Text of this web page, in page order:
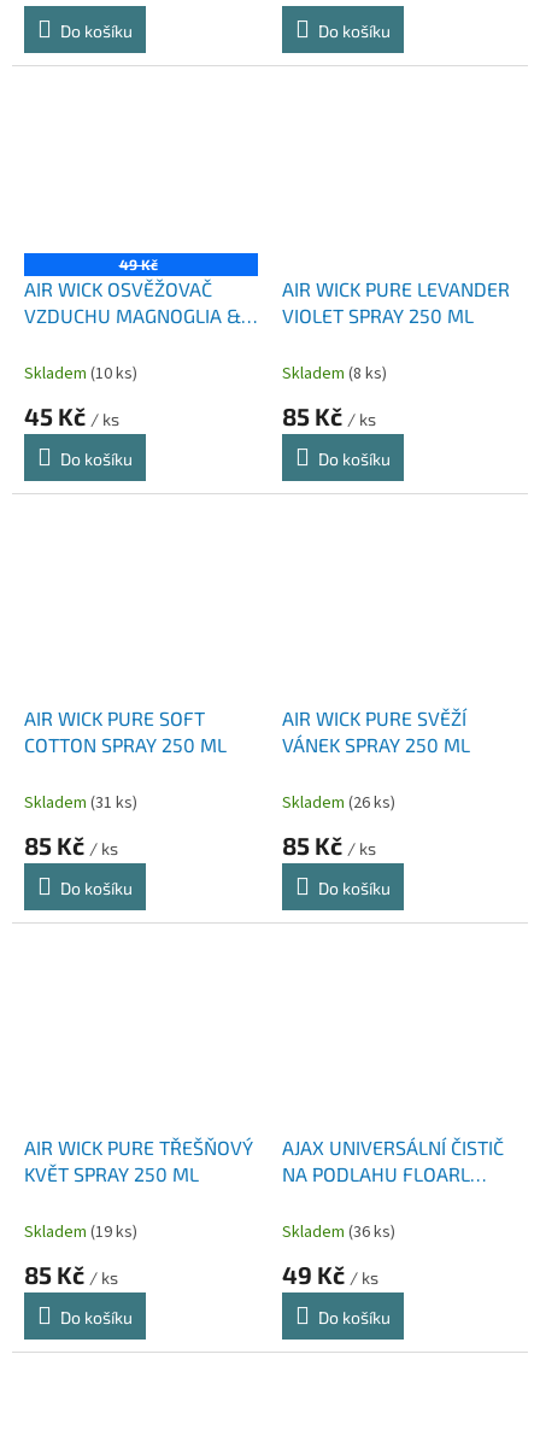
Do košíku
Do košíku
49 Kč
AIR WICK OSVĚŽOVAČ
VZDUCHU MAGNOGLIA &
Skladem (10 ks)
45 Kč / ks
Do košíku
AIR WICK PURE LEVANDER
VIOLET SPRAY 250 ML
Skladem (8 ks)
85 Kč / ks
Do košíku
AIR WICK PURE SOFT
COTTON SPRAY 250 ML
Skladem (31 ks)
85 Kč / ks
Do košíku
AIR WICK PURE SVĚŽÍ
VÁNEK SPRAY 250 ML
Skladem (26 ks)
85 Kč / ks
Do košíku
AIR WICK PURE TŘEŠŇOVÝ
KVĚT SPRAY 250 ML
Skladem (19 ks)
85 Kč / ks
Do košíku
AJAX UNIVERSÁLNÍ ČISTIČ
NA PODLAHU FLOARL
L
Skladem (36 ks)
49 Kč / ks
Do košíku